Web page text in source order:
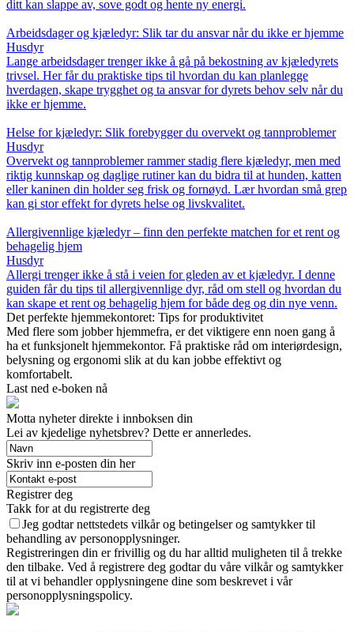
ditt kan slappe av, sove godt og hente ny energi.
Arbeidsdager og kjæledyr: Slik tar du ansvar når du ikke er hjemme
Husdyr
Lange arbeidsdager trenger ikke å gå på bekostning av kjæledyrets
trivsel. Her får du praktiske tips til hvordan du kan planlegge
hverdagen, skape trygghet og ta ansvar for dyrets behov selv når du
ikke er hjemme.
Helse for kjæledyr: Slik forebygger du overvekt og tannproblemer
Husdyr
Overvekt og tannproblemer rammer stadig flere kjæledyr, men med
riktig kunnskap og daglige rutiner kan du bidra til at hunden, katten
eller kaninen din holder seg frisk og fornøyd. Lær hvordan små grep
kan gi stor effekt for dyrets helse og livskvalitet.
Allergivennlige kjæledyr – finn den perfekte matchen for et rent og
behagelig hjem
Husdyr
Allergi trenger ikke å stå i veien for gleden av et kjæledyr. I denne
guiden får du tips til allergivennlige dyr, råd om stell og hvordan du
kan skape et rent og behagelig hjem for både deg og din nye venn.
Det perfekte hjemmekontoret: Tips for produktivitet
Med flere som jobber hjemmefra, er det viktigere enn noen gang å
ha et funksjonelt hjemmekontor. Få praktiske råd om interiørdesign,
belysning og ergonomi slik at du kan jobbe effektivt og
komfortabelt.
Last ned e-boken nå
Motta nyheter direkte i innboksen din
Lei av kjedelige nyhetsbrev? Dette er annerledes.
Skriv inn e-posten din her
Registrer deg
Takk for at du registrerte deg
Jeg godtar nettstedets vilkår og betingelser og samtykker til
behandling av personopplysninger.
Registreringen din er frivillig og du har alltid muligheten til å trekke
den tilbake. Ved å registrere deg godtar du våre vilkår og samtykker
til at vi behandler opplysningene dine som beskrevet i vår
personopplysningspolicy.